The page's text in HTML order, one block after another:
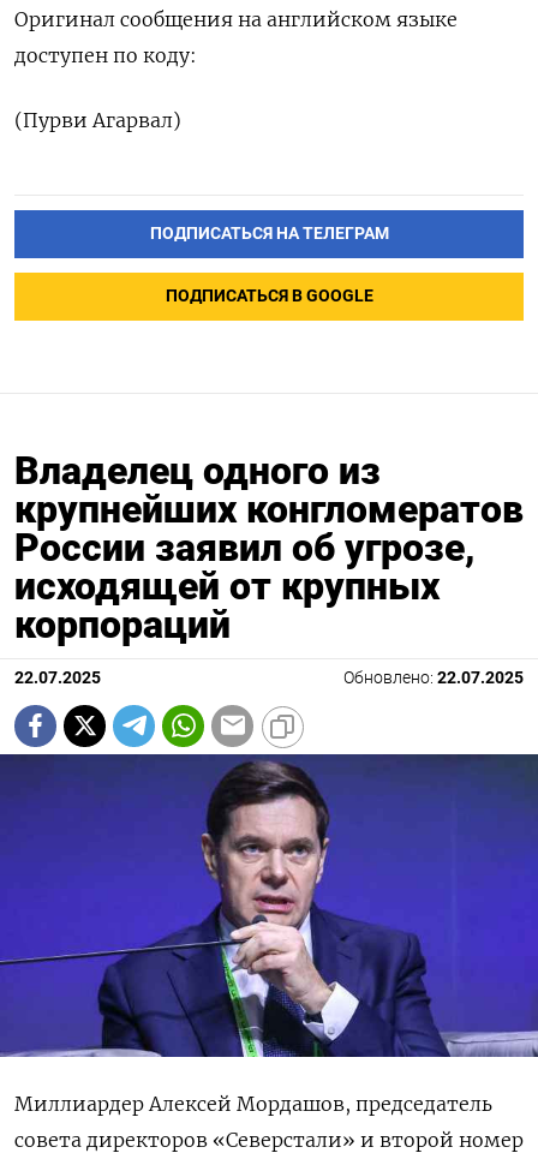
Оригинал сообщения на английском языке
доступен по коду:
(Пурви Агарвал)
ПОДПИСАТЬСЯ НА ТЕЛЕГРАМ
ПОДПИСАТЬСЯ В GOOGLE
Владелец одного из
крупнейших конгломератов
России заявил об угрозе,
исходящей от крупных
корпораций
22.07.2025 Обновлено: 22.07.2025
Миллиардер Алексей Мордашов, председатель
совета директоров «Северстали» и второй номер